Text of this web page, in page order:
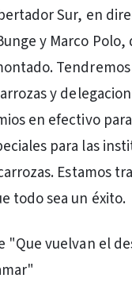
Sur, en
y Marco
y
en efectivo
para las
Estamos
todo sea un éxito.
"Que vuelvan el